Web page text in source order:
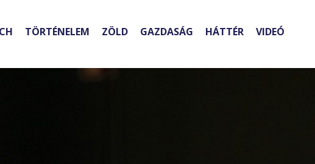
TÖRTÉNELEM ZÖLD GAZDASÁG HÁTTÉR VIDEÓ